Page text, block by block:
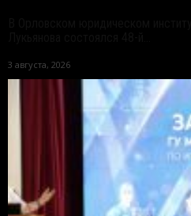
3 августа, 2026